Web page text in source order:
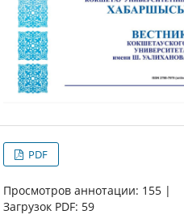
PDF
Просмотров аннотации: 155 |
Загрузок PDF: 59